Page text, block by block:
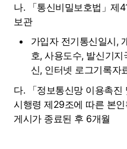
나. 「통신비밀보호법」제
보관
가입자 전기통신일시,
호, 사용도수, 발신기
신, 인터넷 로그기록자
다. 「정보통신망 이용촉진
시행령 제29조에 따른 본
게시가 종료된 후 6개월